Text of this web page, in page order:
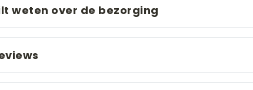
weten over de bezorging